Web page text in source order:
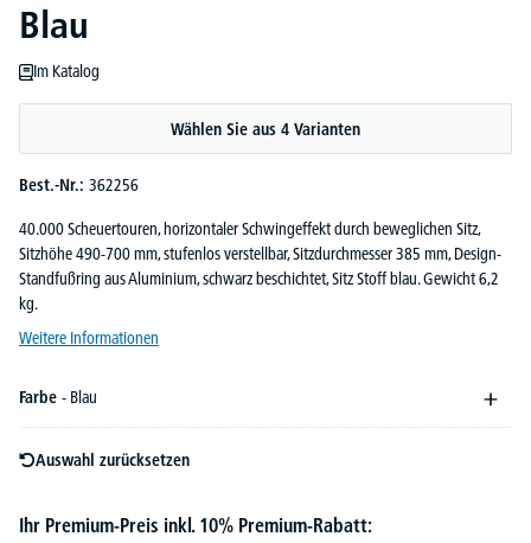
Blau
Im Katalog
Wählen Sie aus 4 Varianten
Best.-Nr.: 362256
40.000 Scheuertouren, horizontaler Schwingeffekt durch beweglichen Sitz,
Sitzhöhe 490-700 mm, stufenlos verstellbar, Sitzdurchmesser 385 mm, Design-
Standfußring aus Aluminium, schwarz beschichtet, Sitz Stoff blau. Gewicht 6,2
kg.
Weitere Informationen
Farbe - Blau
Auswahl zurücksetzen
Ihr Premium-Preis inkl. 10% Premium-Rabatt: